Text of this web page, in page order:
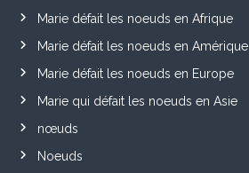
Marie défait les noeuds en Afrique
Marie défait les noeuds en Amérique
Marie défait les noeuds en Europe
Marie qui défait les noeuds en Asie
nœuds
Noeuds